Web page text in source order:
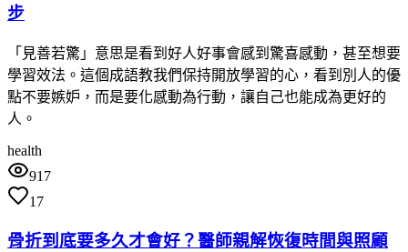
步
「見善若驚」意思是看到好人好事會感到驚喜感動，甚至想要
學習效法。這個成語教我們保持開放學習的心，看到別人的優
點不要嫉妒，而是要化感動為行動，讓自己也能成為更好的
人。
health
917
17
骨折到底要多久才會好？醫師親解恢復時間與照顧